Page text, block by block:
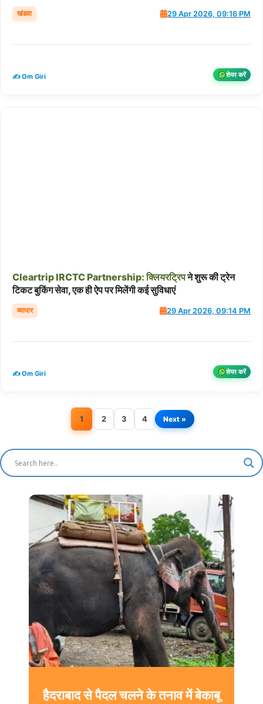
खंडवा 29 Apr 2026, 09:16 PM
✍️ Om Giri शेयर करें
CleartripIRCTCPartnership: क्लियरट्रिपने शुरू की ट्रेन
टिकट बुकिंग सेवा, एक ही ऐप पर मिलेंगी कई सुविधाएं
व्यापार 29 Apr 2026, 09:14 PM
✍️ Om Giri शेयर करें
1 2 3 4 Next »
ग्वालियर में MITS की बीटेक छात्रा ने